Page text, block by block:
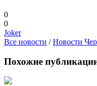
0
0
Joker
Все новости /Новости
Похожие